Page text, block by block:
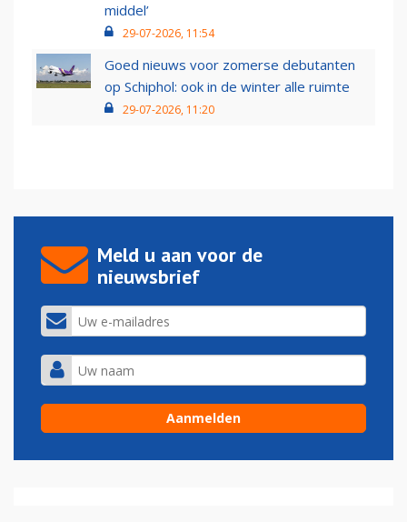
middel’
29-07-2026, 11:54
Goed nieuws voor zomerse debutanten
op Schiphol: ook in de winter alle ruimte
29-07-2026, 11:20
Meld u aan voor de
nieuwsbrief